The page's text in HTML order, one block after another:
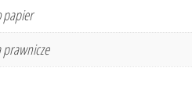
papier
prawnicze